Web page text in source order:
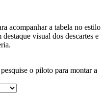
acompanhar a tabela no estilo
visual dos descartes e
o piloto para montar a